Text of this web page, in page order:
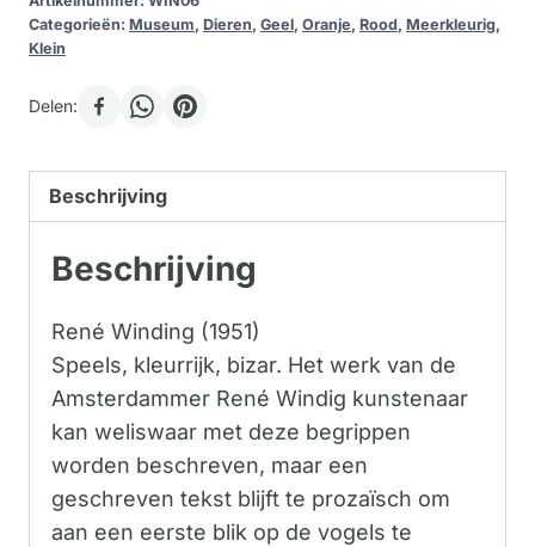
Categorieën: Museum, Dieren, Geel, Oranje, Rood, Meerkleurig,
Klein
Delen:
Beschrijving
Beschrijving
René Winding (1951)
Speels, kleurrijk, bizar. Het werk van de
Amsterdammer René Windig kunstenaar
kan weliswaar met deze begrippen
worden beschreven, maar een
geschreven tekst blijft te prozaïsch om
aan een eerste blik op de vogels te